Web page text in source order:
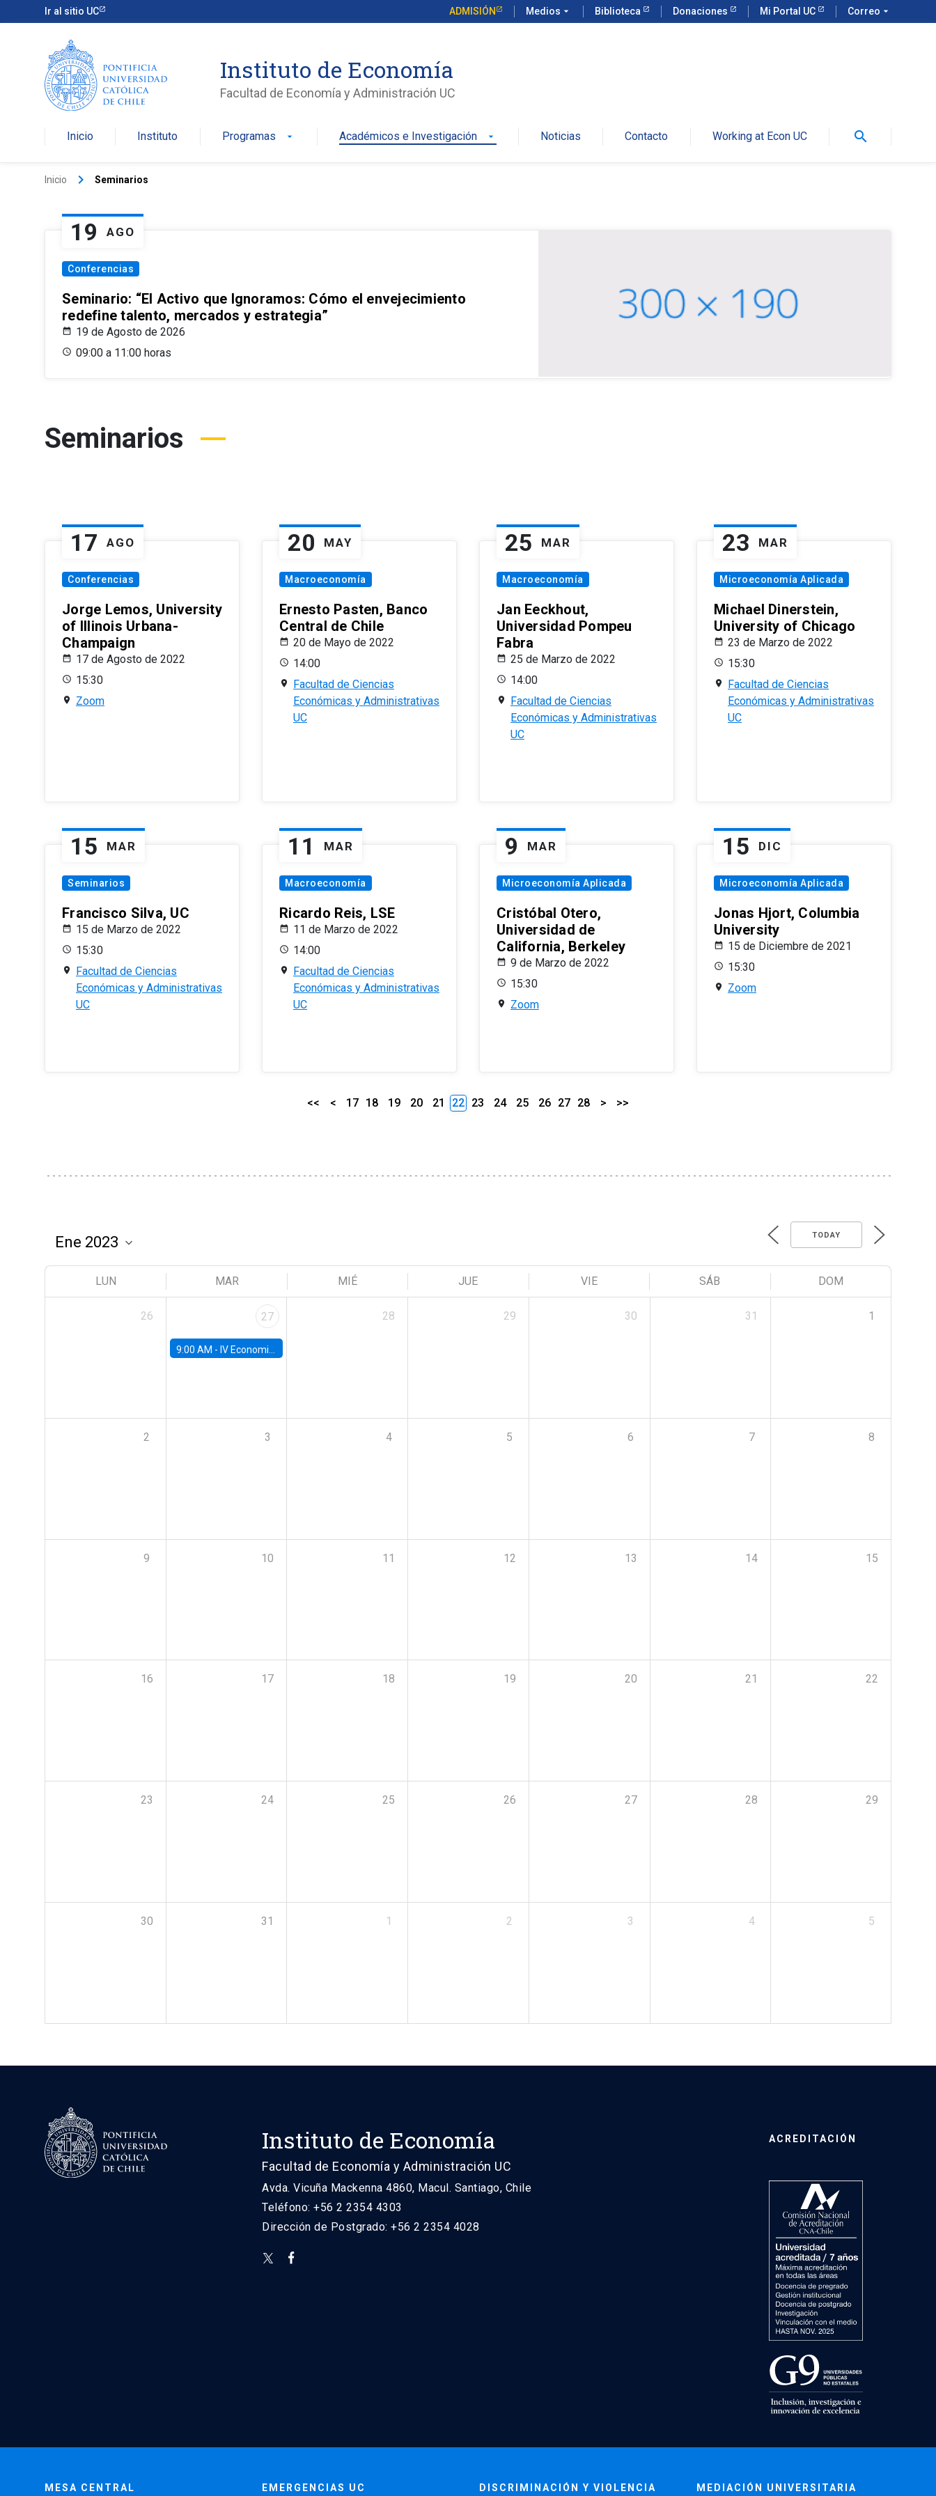
Ir al sitio UC ADMISIÓN Medios arrow_drop_down Biblioteca Donaciones Mi Portal UC Correo arrow_drop_down
Instituto de Economía
Facultad de Economía y Administración UC
Inicio Instituto Programas arrow_drop_down Académicos e Investigación arrow_drop_down Noticias Contacto Working at Econ UC search
Inicio keyboard_arrow_right Seminarios
19 AGO
Conferencias
Seminario: “El Activo que Ignoramos: Cómo el envejecimiento
redefine talento, mercados y estrategia”
19 de Agosto de 2026
09:00 a 11:00 horas
Seminarios
17 AGO
Conferencias
Jorge Lemos, University
of Illinois Urbana-
Champaign
17 de Agosto de 2022
15:30
Zoom
20 MAY
Macroeconomía
Ernesto Pasten, Banco
Central de Chile
20 de Mayo de 2022
14:00
Facultad de Ciencias
Económicas y Administrativas
UC
25 MAR
Macroeconomía
Jan Eeckhout,
Universidad Pompeu
Fabra
25 de Marzo de 2022
14:00
Facultad de Ciencias
Económicas y Administrativas
UC
23 MAR
Microeconomía Aplicada
Michael Dinerstein,
University of Chicago
23 de Marzo de 2022
15:30
Facultad de Ciencias
Económicas y Administrativas
UC
15 MAR
Seminarios
Francisco Silva, UC
15 de Marzo de 2022
15:30
Facultad de Ciencias
Económicas y Administrativas
UC
11 MAR
Macroeconomía
Ricardo Reis, LSE
11 de Marzo de 2022
14:00
Facultad de Ciencias
Económicas y Administrativas
UC
9 MAR
Microeconomía Aplicada
Cristóbal Otero,
Universidad de
California, Berkeley
9 de Marzo de 2022
15:30
Zoom
15 DIC
Microeconomía Aplicada
Jonas Hjort, Columbia
University
15 de Diciembre de 2021
15:30
Zoom
<< < 17 18 19 20 21 22 23 24 25 26 27 28 > >>
TODAY
LUN MAR MIÉ JUE VIE SÁB DOM
26 27
9:00 AM - IV Economics Alumni Workshop
28 29 30 31 1
2 3 4 5 6 7 8
9 10 11 12 13 14 15
16 17 18 19 20 21 22
23 24 25 26 27 28 29
30 31 1 2 3 4 5
Instituto de Economía
Facultad de Economía y Administración UC
Avda. Vicuña Mackenna 4860, Macul. Santiago, Chile
Teléfono: +56 2 2354 4303
Dirección de Postgrado: +56 2 2354 4028
ACREDITACIÓN
MESA CENTRAL EMERGENCIAS UC DISCRIMINACIÓN Y VIOLENCIA MEDIACIÓN UNIVERSITARIA